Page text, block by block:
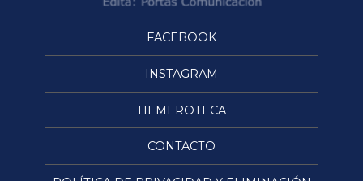
FACEBOOK
INSTAGRAM
HEMEROTECA
CONTACTO